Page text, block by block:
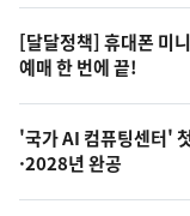
오
늘
의
사
진
[달달정책] 휴대폰 미
예매 한 번에 끝!
'국가 AI 컴퓨팅센터'
·2028년 완공